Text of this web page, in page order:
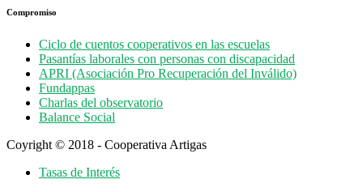
Compromiso
Ciclo de cuentos cooperativos en las escuelas
Pasantías laborales con personas con discapacidad
APRI (Asociación Pro Recuperación del Inválido)
Fundappas
Charlas del observatorio
Balance Social
Coyright © 2018 - Cooperativa Artigas
Tasas de Interés